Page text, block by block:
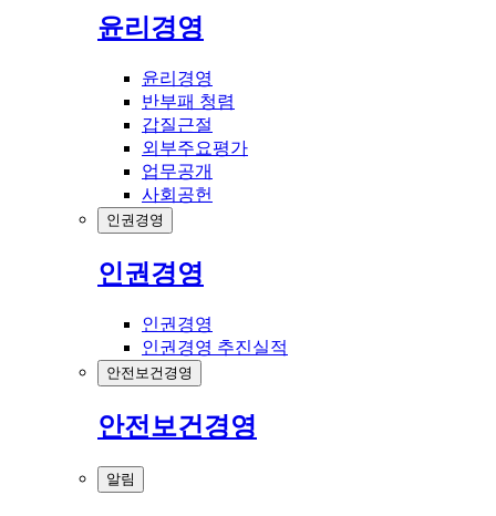
윤리경영
윤리경영
반부패 청렴
갑질근절
외부주요평가
업무공개
사회공헌
인권경영
인권경영
인권경영
인권경영 추진실적
안전보건경영
안전보건경영
알림